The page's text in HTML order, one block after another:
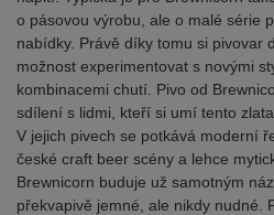
o pásovou výrobu, ale o malé série
nabídky. Právě díky tomu si pivovar
možnost experimentovat s novými
kombinacemi chutí. Pivo od
sdílení s lidmi, kteří si umí tento
V jejich pivech se potkává moderní
české craft beer scény a lehce
Brewnicorn buduje už samotným
překvapivě jemné, ale nikdy nudné.